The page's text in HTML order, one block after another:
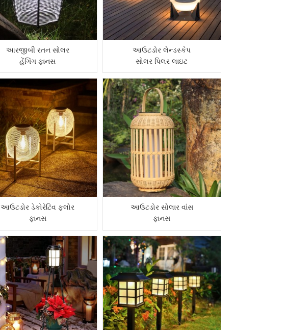
આરજીબી રતન સોલર
હેંગિંગ ફાનસ
આઉટડોર લેન્ડસ્કેપ
સોલર પિલર લાઇટ
આઉટડોર ડેકોરેટિવ ફ્લોર
ફાનસ
આઉટડોર સોલાર વાંસ
ફાનસ